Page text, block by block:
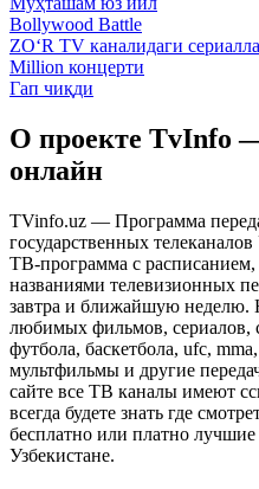
Bollywood Battle
ZO‘R TV каналидаги
Million концерти
Гап чиқди
О проекте TvInfo
онлайн
TVinfo.uz — Программа
государственных
ТВ-программа с
названиями телевизионных
завтра и ближайшую неделю.
любимых фильмов, сериалов,
футбола, баскетбола, ufc,
мультфильмы и другие
сайте все ТВ каналы имеют
всегда будете знать где
бесплатно или платно
Узбекистане.